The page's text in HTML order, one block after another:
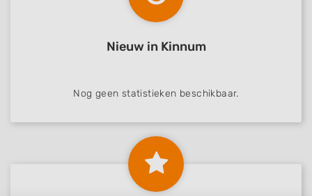
Nieuw in Kinnum
Nog geen statistieken beschikbaar.